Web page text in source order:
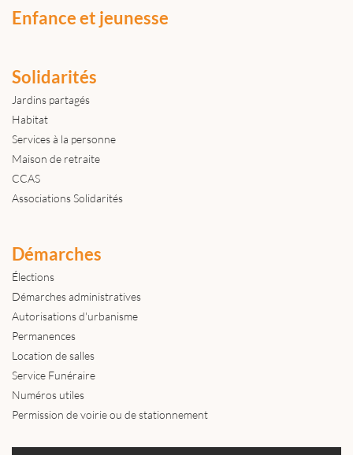
Enfance et jeunesse
Solidarités
Jardins partagés
Habitat
Services à la personne
Maison de retraite
CCAS
Associations Solidarités
Démarches
Élections
Démarches administratives
Autorisations d'urbanisme
Permanences
Location de salles
Service Funéraire
Numéros utiles
Permission de voirie ou de stationnement